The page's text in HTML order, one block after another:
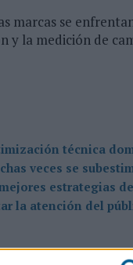
marcas se
y la medición de
técnica
veces se
estrategias
la atención del